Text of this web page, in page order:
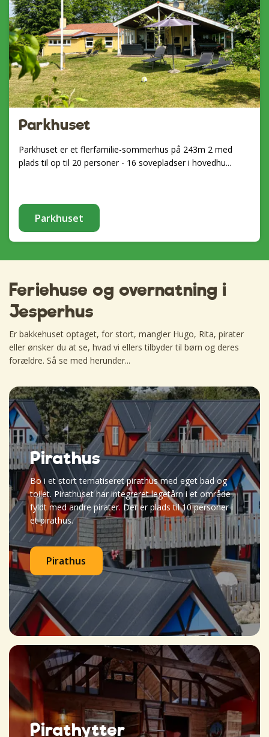
Parkhuset
Parkhuset er et flerfamilie-sommerhus på 243m 2 med
plads til op til 20 personer - 16 sovepladser i hovedhu...
Parkhuset
Feriehuse og overnatning i
Jesperhus
Er bakkehuset optaget, for stort, mangler Hugo, Rita, pirater
eller ønsker du at se, hvad vi ellers tilbyder til børn og deres
forældre. Så se med herunder...
Pirathus
Bo i et stort tematiseret pirathus med eget bad og
toilet. Pirathuset har integreret legetårn i et område
fyldt med andre pirater. Der er plads til 10 personer i
et pirathus.
Pirathus
Pirathytter